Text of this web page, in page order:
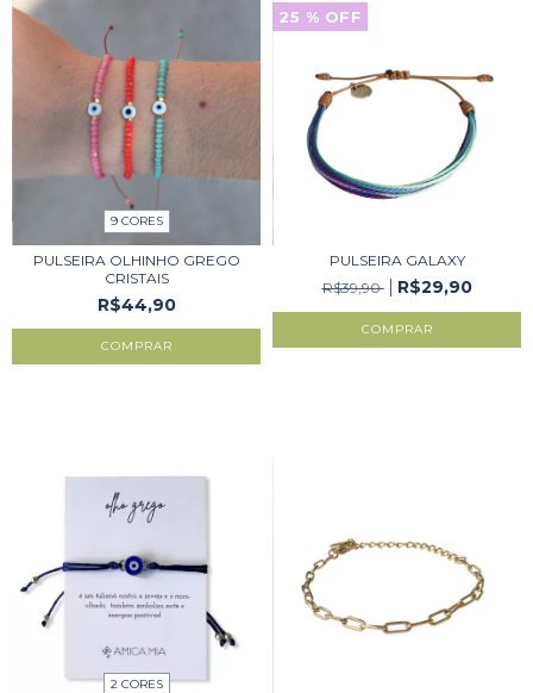
9 CORES
PULSEIRA OLHINHO GREGO
CRISTAIS
R$44,90
COMPRAR
25 % OFF
PULSEIRA GALAXY
R$39,90
R$29,90
2 CORES